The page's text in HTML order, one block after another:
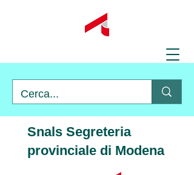
Snals Segreteria
provinciale di Modena